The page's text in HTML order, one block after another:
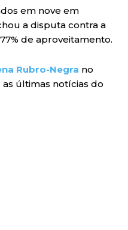
em nove em
a disputa contra a
de aproveitamento.
Rubro-Negra no
últimas notícias do